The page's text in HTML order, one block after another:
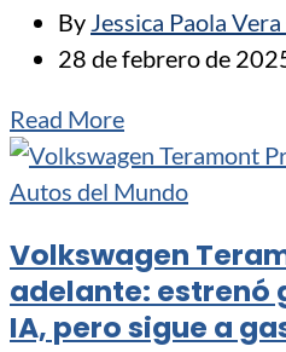
By Jessica Paola
28 de febrero de
Read More
Autos del Mundo
Volkswagen
adelante: estrenó
IA, pero sigue a